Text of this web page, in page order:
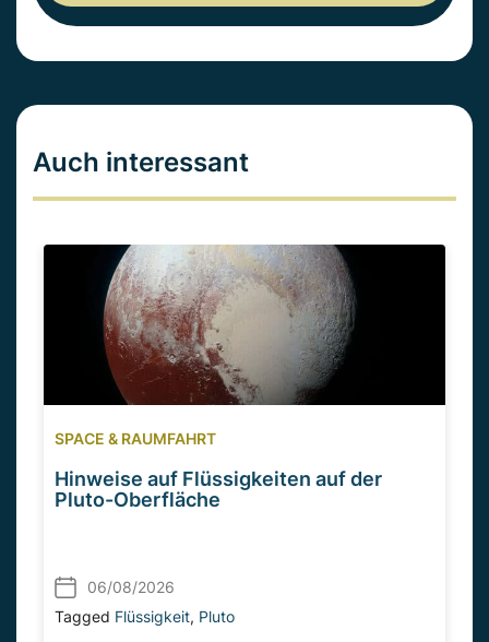
Auch interessant
SPACE & RAUMFAHRT
Hinweise auf Flüssigkeiten auf der
Pluto-Oberfläche
06/08/2026
Tagged Flüssigkeit, Pluto